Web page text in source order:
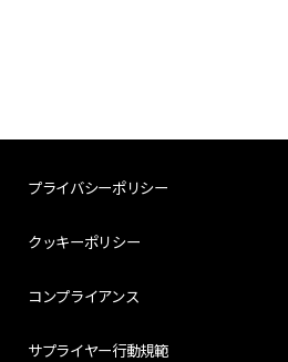
プライバシーポリシー
クッキーポリシー
コンプライアンス
サプライヤー行動規範